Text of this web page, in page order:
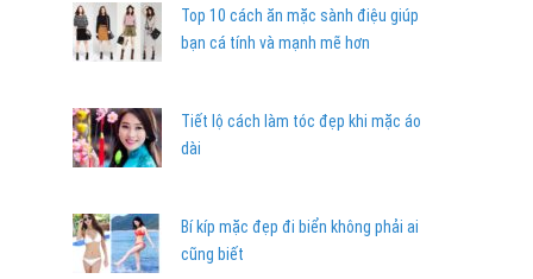
Top 10 cách ăn mặc sành điệu giúp
bạn cá tính và mạnh mẽ hơn
Tiết lộ cách làm tóc đẹp khi mặc áo
dài
Bí kíp mặc đẹp đi biển không phải ai
cũng biết